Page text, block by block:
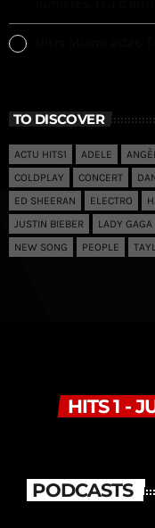
TO DISCOVER
ACTU HITS1 ADELE
COLDPLAY
CONCERT
ED SHEERAN
ELECTRO
JUSTIN BIEBER
LADY GAGA
NEW SONG
PEOPLE
HITS 1 -
PODCASTS